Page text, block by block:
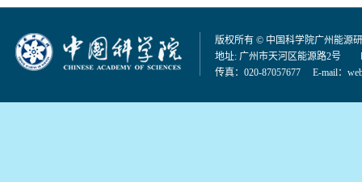
版权所有 © 中国科学院广州能源
地址: 广州市天河区能源路2号
传真：020-87057677 E-mail：